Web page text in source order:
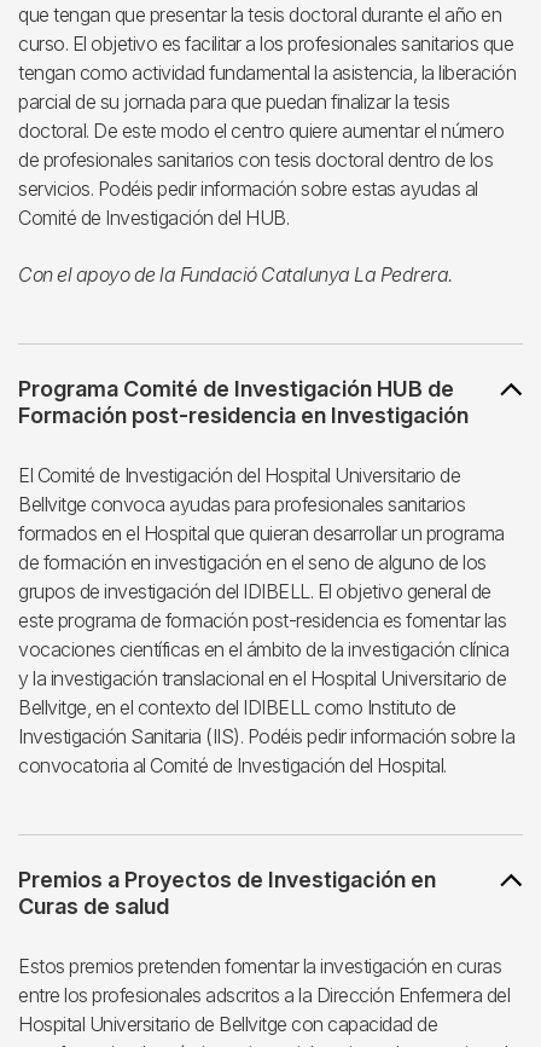
que tengan que presentar la tesis doctoral durante el año en
curso. El objetivo es facilitar a los profesionales sanitarios que
tengan como actividad fundamental la asistencia, la liberación
parcial de su jornada para que puedan finalizar la tesis
doctoral. De este modo el centro quiere aumentar el número
de profesionales sanitarios con tesis doctoral dentro de los
servicios. Podéis pedir información sobre estas ayudas al
Comité de Investigación del HUB.
Con el apoyo de la Fundació Catalunya La Pedrera.
Programa Comité de Investigación HUB de
Formación post-residencia en Investigación
El Comité de Investigación del Hospital Universitario de
Bellvitge convoca ayudas para profesionales sanitarios
formados en el Hospital que quieran desarrollar un programa
de formación en investigación en el seno de alguno de los
grupos de investigación del IDIBELL. El objetivo general de
este programa de formación post-residencia es fomentar las
vocaciones científicas en el ámbito de la investigación clínica
y la investigación translacional en el Hospital Universitario de
Bellvitge, en el contexto del IDIBELL como Instituto de
Investigación Sanitaria (IIS). Podéis pedir información sobre la
convocatoria al Comité de Investigación del Hospital.
Premios a Proyectos de Investigación en
Curas de salud
Estos premios pretenden fomentar la investigación en curas
entre los profesionales adscritos a la Dirección Enfermera del
Hospital Universitario de Bellvitge con capacidad de